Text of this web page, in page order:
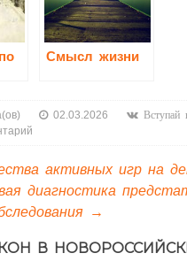
Смысл жизни
02.03.2026
активных игр на
диагностика
→
В